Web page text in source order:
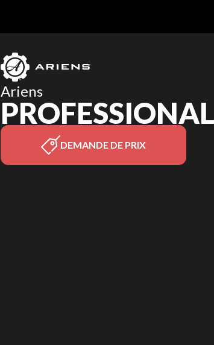
Ariens
DEMANDE DE PRIX